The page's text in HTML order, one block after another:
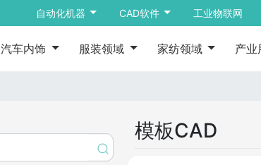
自动化机器 CAD软件 工业物联网
汽车内饰 服装领域 家纺领域 产业
模板CAD